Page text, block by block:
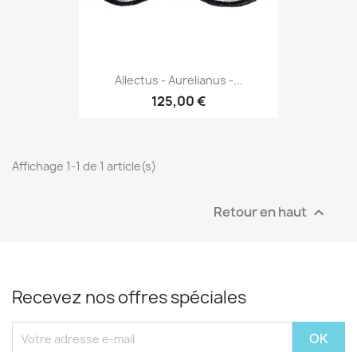
Allectus - Aurelianus -...
125,00 €
Affichage 1-1 de 1 article(s)
Retour en haut 
Recevez nos offres spéciales